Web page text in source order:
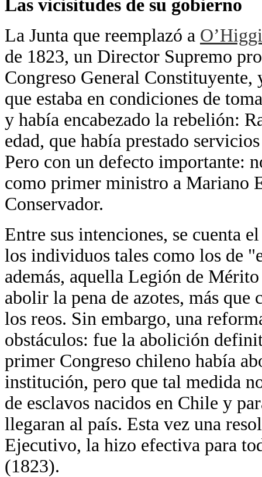
Las vicisitudes de su gobierno
La Junta que reemplazó a
de 1823, un Director Supremo
Congreso General
que estaba en condiciones de
y había encabezado la rebelión:
edad, que había prestado
Pero con un defecto importante:
como primer ministro a Mariano
Conservador.
Entre sus intenciones, se cuenta
los individuos tales como los de
además, aquella Legión de
abolir la pena de azotes, más
los reos. Sin embargo, una
obstáculos: fue la abolición
primer Congreso chileno había
institución, pero que tal medida
de esclavos nacidos en Chile y
llegaran al país. Esta vez una
Ejecutivo, la hizo efectiva para
(1823).